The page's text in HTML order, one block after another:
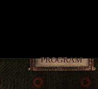
PROGRAM